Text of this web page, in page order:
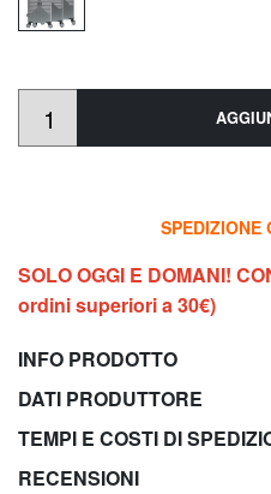
SPEDIZIONE
SOLO OGGI E DOMANI!
ordini superiori a 30€)
INFO PRODOTTO
DATI PRODUTTORE
TEMPI E COSTI DI
RECENSIONI